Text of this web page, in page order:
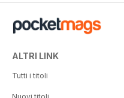
ALTRI LINK
Tutti i titoli